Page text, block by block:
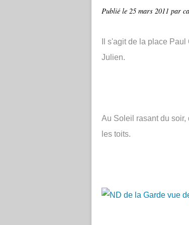
Publié le 25 mars 2011 par
Il s'agit de la place
Julien.
Au Soleil rasant du
les toits.